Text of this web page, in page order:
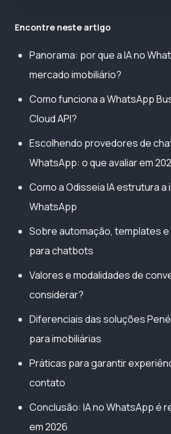
Encontre neste artigo
Panorama: por que a IA no
mercado imobiliário?
Como funciona a WhatsApp
Cloud API?
Escolhendo provedores de
WhatsApp: o que avaliar em
Como a Odisseia IA estrutura
WhatsApp
Sobre automação, templates
para chatbots
Valores e modalidades de
considerar?
Diferenciais das soluções
para imobiliárias
Práticas para garantir
contato
Conclusão: IA no WhatsApp é
em 2026